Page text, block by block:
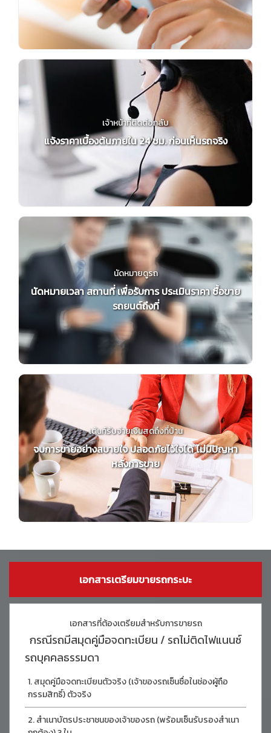
เจ้าหน้าที่ติดต่อกลับ
แจ้งราคาเบื้องต้นภายใน 24 ชม. ก่อนเห็นรถจริง
นัดหมายดูรถ
นัดหมายเวลา สถานที่ เพื่อรับการ ประเมินราคา ซื้อขาย
รถยนต์ถึงที่
เต้นท์รับจ่ายเงินสดถึงที่บ้าน
จบการขายอย่างสบายใจ ปลอดภัยไว้ใจได้ ไม่มีปัญหา
หลังการขาย
เอกสารเตรียมขายรถกระบะ
เอกสารที่ต้องเตรียมสำหรับการขายรถ
กรณีรถมีสมุดคู่มือจดทะเบียน / รถไม่ติดไฟแนนซ์
รถบุคคลธรรมดา
สมุดคู่มือจดทะเบียนตัวจริง (เจ้าของรถเซ็นซื่อในช่องผู้ถือ
กรรมสิทธิ์) ตัวจริง
สำเนาบัตรประชาชนของเจ้าของรถ (พร้อมเซ็นรับรองสำเนา